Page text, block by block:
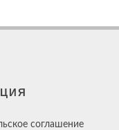
соглашение